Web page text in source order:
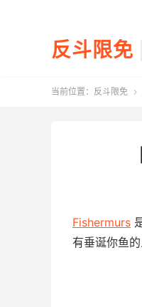
反斗限免
当前位置： 反斗限免 
Fishermurs
有垂诞你鱼的